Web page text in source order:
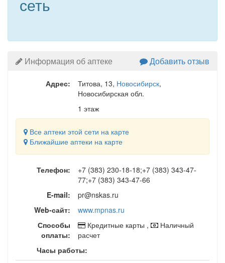
сеть
Информация об аптеке Добавить отзыв
Адрес: Титова, 13, Новосибирск,
Новосибирская обл.
1 этаж
Все аптеки этой сети на карте
Ближайшие аптеки на карте
Телефон:
+7 (383) 230-18-18;+7 (383) 343-47-
77;+7 (383) 343-47-66
E-mail:
pr@nskas.ru
Web-сайт:
www.mpnas.ru
Способы
оплаты:
Кредитные карты ,
Наличный
расчет
Часы работы: